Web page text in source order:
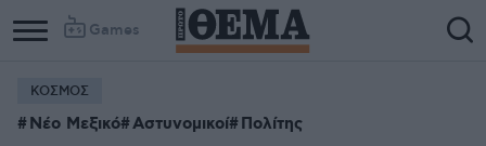
Games
Column
1
Column
2
ΚΟΣΜΟΣ
Νέο Μεξικό Αστυνομικοί Πολίτης